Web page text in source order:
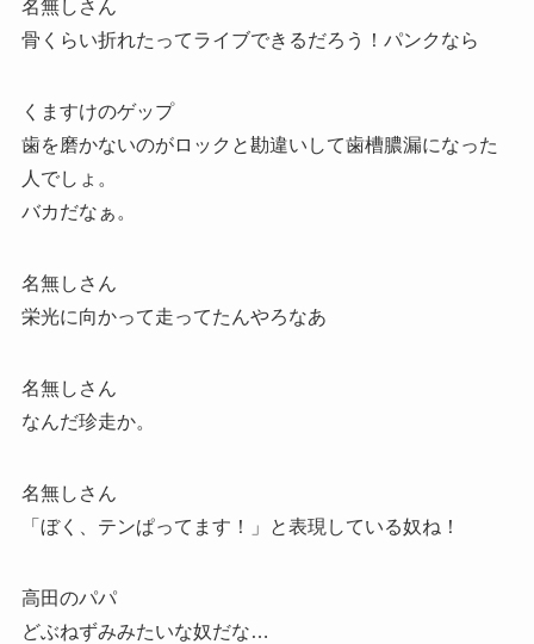
名無しさん
骨くらい折れたってライブできるだろう！パンクなら
くますけのゲップ
歯を磨かないのがロックと勘違いして歯槽膿漏になった
人でしょ。
バカだなぁ。
名無しさん
栄光に向かって走ってたんやろなあ
名無しさん
なんだ珍走か。
名無しさん
「ぼく、テンぱってます！」と表現している奴ね！
高田のパパ
どぶねずみみたいな奴だな…